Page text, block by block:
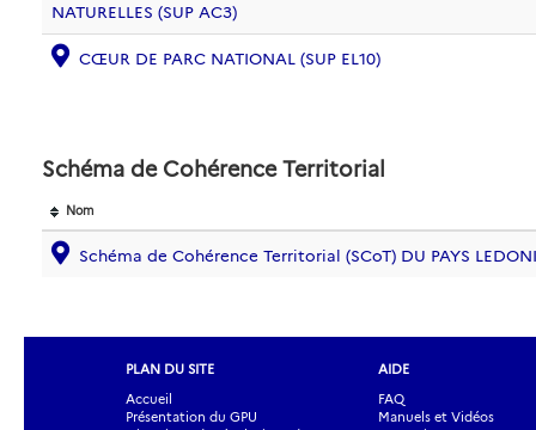
NATURELLES (SUP AC3)
CŒUR DE PARC NATIONAL (SUP EL10)
Schéma de Cohérence Territorial
Nom
Schéma de Cohérence Territorial (SCoT) DU PAYS
PLAN DU SITE
Accueil
Présentation du GPU
AIDE
FAQ
Manuels et Vidéos